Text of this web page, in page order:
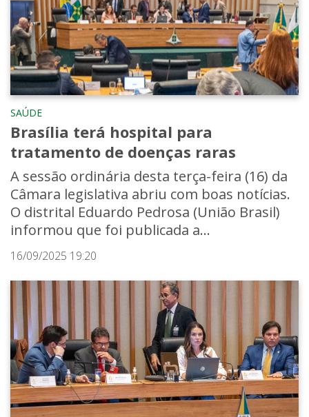
SAÚDE
Brasília terá hospital para
tratamento de doenças raras
A sessão ordinária desta terça-feira (16) da
Câmara legislativa abriu com boas notícias.
O distrital Eduardo Pedrosa (União Brasil)
informou que foi publicada a...
16/09/2025 19:20